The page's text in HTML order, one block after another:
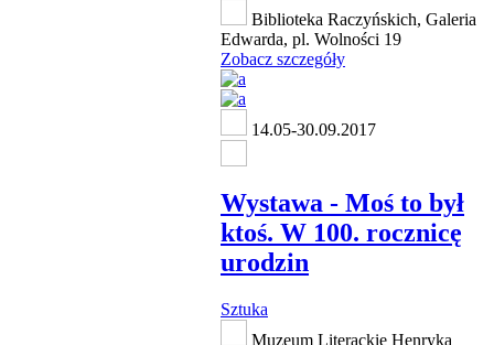
Biblioteka Raczyńskich, Galeria
Edwarda, pl. Wolności 19
Zobacz szczegóły
14.05-30.09.2017
Wystawa - Moś to był
ktoś. W 100. rocznicę
urodzin
Sztuka
Muzeum Literackie Henryka